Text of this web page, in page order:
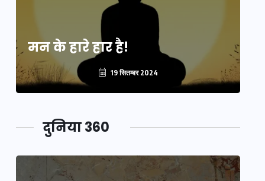
मन के हारे हार है!
19 सितम्बर 2024
दुनिया 360